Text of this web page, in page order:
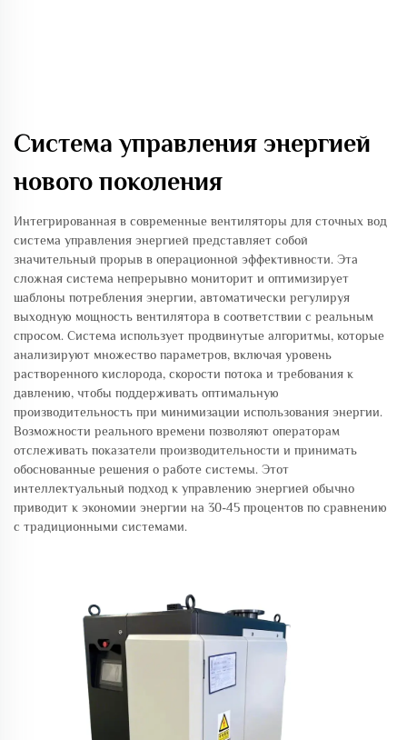
Система управления энергией
нового поколения
Интегрированная в современные вентиляторы для сточных вод
система управления энергией представляет собой
значительный прорыв в операционной эффективности. Эта
сложная система непрерывно мониторит и оптимизирует
шаблоны потребления энергии, автоматически регулируя
выходную мощность вентилятора в соответствии с реальным
спросом. Система использует продвинутые алгоритмы, которые
анализируют множество параметров, включая уровень
растворенного кислорода, скорости потока и требования к
давлению, чтобы поддерживать оптимальную
производительность при минимизации использования энергии.
Возможности реального времени позволяют операторам
отслеживать показатели производительности и принимать
обоснованные решения о работе системы. Этот
интеллектуальный подход к управлению энергией обычно
приводит к экономии энергии на 30-45 процентов по сравнению
с традиционными системами.